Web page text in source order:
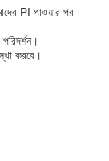
PI পাওয়ার পর
করবে।